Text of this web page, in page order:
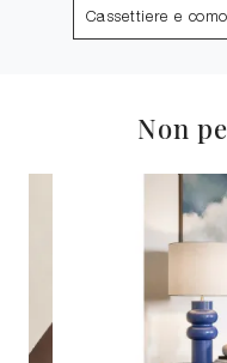
Cassettiere e
Non